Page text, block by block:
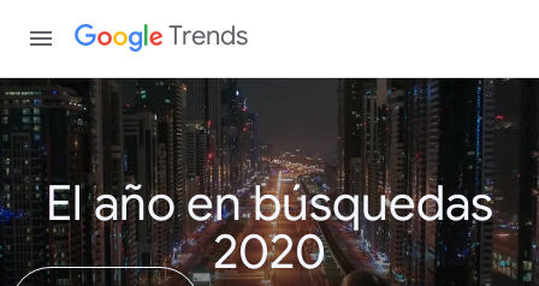
Trends
El año en búsquedas
2020